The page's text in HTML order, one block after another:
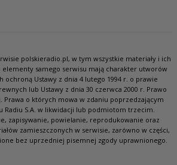
polskieradio.pl, w tym wszystkie materiały i ich
elementy samego serwisu mają charakter utworów
ochroną Ustawy z dnia 4 lutego 1994 r. o prawie
lub Ustawy z dnia 30 czerwca 2000 r. Prawo
Prawa o których mowa w zdaniu poprzedzającym
Radiu S.A. w likwidacji lub podmiotom trzecim.
zapisywanie, powielanie, reprodukowanie oraz
zamieszczonych w serwisie, zarówno w części,
bez uprzedniej pisemnej zgody uprawnionego.